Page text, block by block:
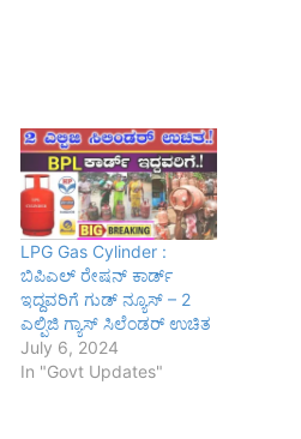
LPG Gas Cylinder :
ಬಿಪಿಎಲ್ ರೇಷನ್ ಕಾರ್ಡ್
ಇದ್ದವರಿಗೆ ಗುಡ್ ನ್ಯೂಸ್ – 2
ಎಲ್ಪಿಜಿ ಗ್ಯಾಸ್ ಸಿಲೆಂಡರ್ ಉಚಿತ
July 6, 2024
In "Govt Updates"